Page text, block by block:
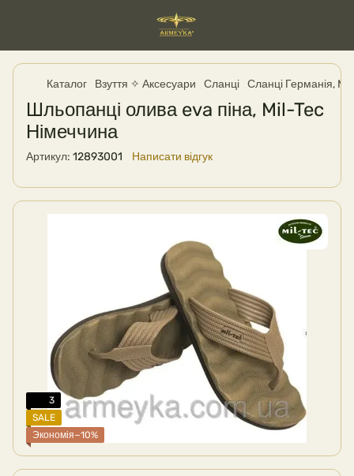
Каталог Взуття ✧ Аксесуари Сланці Сланці Германія,
Шльопанці олива eva піна, Mil-Tec
Німеччина
Артикул: 12893001 Написати відгук
3
SALE
Экономія−10%